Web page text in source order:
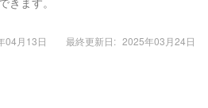
04月13日 最終更新日: 2025年03月24日